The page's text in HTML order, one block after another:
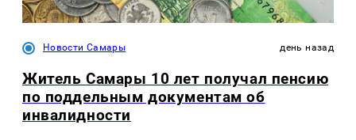
Новости Самары день назад
Житель Самары 10 лет получал пенсию
по поддельным документам об
инвалидности